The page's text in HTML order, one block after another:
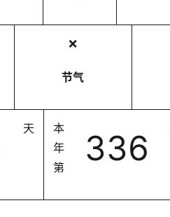
❌
节气
天
本
年
第
336